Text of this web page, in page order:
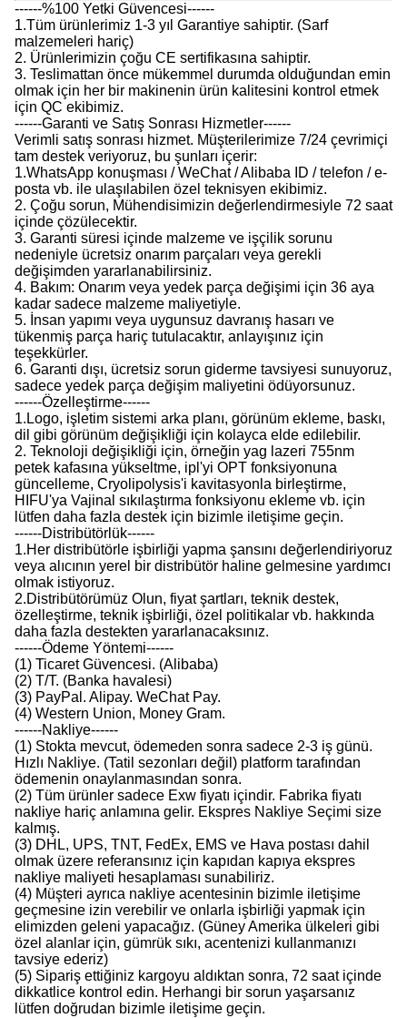
------%100 Yetki Güvencesi------
1.Tüm ürünlerimiz 1-3 yıl Garantiye sahiptir. (Sarf
malzemeleri hariç)
2. Ürünlerimizin çoğu CE sertifikasına sahiptir.
3. Teslimattan önce mükemmel durumda olduğundan emin
olmak için her bir makinenin ürün kalitesini kontrol etmek
için QC ekibimiz.
------Garanti ve Satış Sonrası Hizmetler------
Verimli satış sonrası hizmet. Müşterilerimize 7/24 çevrimiçi
tam destek veriyoruz, bu şunları içerir:
1.WhatsApp konuşması / WeChat / Alibaba ID / telefon / e-
posta vb. ile ulaşılabilen özel teknisyen ekibimiz.
2. Çoğu sorun, Mühendisimizin değerlendirmesiyle 72 saat
içinde çözülecektir.
3. Garanti süresi içinde malzeme ve işçilik sorunu
nedeniyle ücretsiz onarım parçaları veya gerekli
değişimden yararlanabilirsiniz.
4. Bakım: Onarım veya yedek parça değişimi için 36 aya
kadar sadece malzeme maliyetiyle.
5. İnsan yapımı veya uygunsuz davranış hasarı ve
tükenmiş parça hariç tutulacaktır, anlayışınız için
teşekkürler.
6. Garanti dışı, ücretsiz sorun giderme tavsiyesi sunuyoruz,
sadece yedek parça değişim maliyetini ödüyorsunuz.
------Özelleştirme------
1.Logo, işletim sistemi arka planı, görünüm ekleme, baskı,
dil gibi görünüm değişikliği için kolayca elde edilebilir.
2. Teknoloji değişikliği için, örneğin yag lazeri 755nm
petek kafasına yükseltme, ipl'yi OPT fonksiyonuna
güncelleme, Cryolipolysis'i kavitasyonla birleştirme,
HIFU'ya Vajinal sıkılaştırma fonksiyonu ekleme vb. için
lütfen daha fazla destek için bizimle iletişime geçin.
------Distribütörlük------
1.Her distribütörle işbirliği yapma şansını değerlendiriyoruz
veya alıcının yerel bir distribütör haline gelmesine yardımcı
olmak istiyoruz.
2.Distribütörümüz Olun, fiyat şartları, teknik destek,
özelleştirme, teknik işbirliği, özel politikalar vb. hakkında
daha fazla destekten yararlanacaksınız.
------Ödeme Yöntemi------
(1) Ticaret Güvencesi. (Alibaba)
(2) T/T. (Banka havalesi)
(3) PayPal. Alipay. WeChat Pay.
(4) Western Union, Money Gram.
------Nakliye------
(1) Stokta mevcut, ödemeden sonra sadece 2-3 iş günü.
Hızlı Nakliye. (Tatil sezonları değil) platform tarafından
ödemenin onaylanmasından sonra.
(2) Tüm ürünler sadece Exw fiyatı içindir. Fabrika fiyatı
nakliye hariç anlamına gelir. Ekspres Nakliye Seçimi size
kalmış.
(3) DHL, UPS, TNT, FedEx, EMS ve Hava postası dahil
olmak üzere referansınız için kapıdan kapıya ekspres
nakliye maliyeti hesaplaması sunabiliriz.
(4) Müşteri ayrıca nakliye acentesinin bizimle iletişime
geçmesine izin verebilir ve onlarla işbirliği yapmak için
elimizden geleni yapacağız. (Güney Amerika ülkeleri gibi
özel alanlar için, gümrük sıkı, acentenizi kullanmanızı
tavsiye ederiz)
(5) Sipariş ettiğiniz kargoyu aldıktan sonra, 72 saat içinde
dikkatlice kontrol edin. Herhangi bir sorun yaşarsanız
lütfen doğrudan bizimle iletişime geçin.